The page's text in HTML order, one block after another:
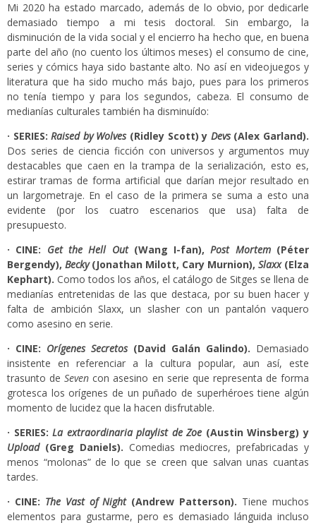
Mi 2020 ha estado marcado, además de lo obvio, por dedicarle
demasiado tiempo a mi tesis doctoral. Sin embargo, la
disminución de la vida social y el encierro ha hecho que, en buena
parte del año (no cuento los últimos meses) el consumo de cine,
series y cómics haya sido bastante alto. No así en videojuegos y
literatura que ha sido mucho más bajo, pues para los primeros
no tenía tiempo y para los segundos, cabeza. El consumo de
medianías culturales también ha disminuído:
· SERIES:Raised by Wolves(Ridley Scott) y Devs(Alex Garland).
Dos series de ciencia ficción con universos y argumentos muy
destacables que caen en la trampa de la serialización, esto es,
estirar tramas de forma artificial que darían mejor resultado en
un largometraje. En el caso de la primera se suma a esto una
evidente (por los cuatro escenarios que usa) falta de
presupuesto.
· CINE: Get the Hell Out(Wang I-fan),Post Mortem(Péter
Bergendy), Becky(Jonathan Milott, Cary Murnion), Slaxx(Elza
Kephart). Como todos los años, el catálogo de Sitges se llena de
medianías entretenidas de las que destaca, por su buen hacer y
falta de ambición Slaxx, un slasher con un pantalón vaquero
como asesino en serie.
· CINE: Orígenes Secretos(David Galán Galindo). Demasiado
insistente en referenciar a la cultura popular, aun así, este
trasunto deSeven con asesino en serie que representa de forma
grotesca los orígenes de un puñado de superhéroes tiene algún
momento de lucidez que la hacen disfrutable.
· SERIES:La extraordinaria playlist de Zoe (Austin Winsberg) y
Upload(Greg Daniels). Comedias mediocres, prefabricadas y
menos “molonas” de lo que se creen que salvan unas cuantas
tardes.
· CINE: The Vast of Night(Andrew Patterson). Tiene muchos
elementos para gustarme, pero es demasiado lánguida incluso